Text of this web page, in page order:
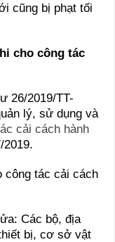
cũng bị phạt tối
cho công tác
26/2019/TT-
lý, sử dụng và
cải cách hành
công tác cải cách
Các bộ, địa
bị, cơ sở vật